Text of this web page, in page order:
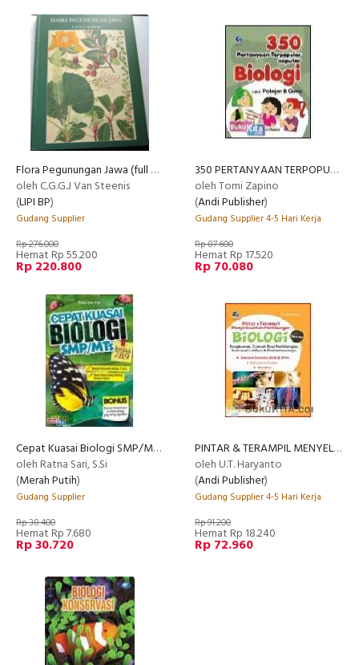
Flora Pegunungan Jawa (full color)
oleh C.G.G.J Van Steenis
(LIPI BP)
Gudang Supplier
Rp 276.000
Hemat Rp 55.200
Rp 220.800
350 PERTANYAAN TERPOPULER SEPUTAR BIOLOGI UNTUK PELAJAR DAN GURU
oleh Tomi Zapino
(Andi Publisher)
Gudang Supplier 4-5 Hari Kerja
Rp 87.600
Hemat Rp 17.520
Rp 70.080
Cepat Kuasai Biologi SMP/MTs
oleh Ratna Sari, S.Si
(Merah Putih)
Gudang Supplier
Rp 38.400
Hemat Rp 7.680
Rp 30.720
PINTAR & TERAMPIL MENYELESAIKAN PERHITUNGAN BIOLOGI SMA/MA: RANGKUMAN, CONTOH SOAL PERHITUNGAN, SOAL-SOAL LATIHAN & PEMBAHASA
oleh U.T. Haryanto
(Andi Publisher)
Gudang Supplier 4-5 Hari Kerja
Rp 91.200
Hemat Rp 18.240
Rp 72.960